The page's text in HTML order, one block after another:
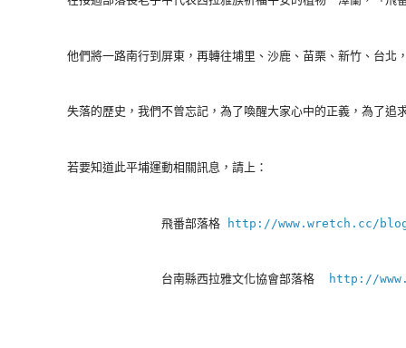
他們將一路南行到屏東，再轉往埔里、沙鹿、苗栗、新竹、台北
失落的歷史，我們不曾忘記，為了喚醒大家心中的正義，為了追
        若要知道此平埔運動相關訊息，請上：
                     飛番部落格
http://www.wretch.cc/
                     台南縣西拉雅文化協會部落格
http://